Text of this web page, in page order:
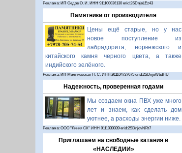
Реклама: ИП Седов О. И. ИНН 911100036130 erid:2SDnjeLEz43
Памятники от производителя
Цены ещё старые, но у нас
новое поступление из
лабрадорита, норвежского и
китайского камня черного цвета, а также
индийского зелёного.
Реклама: ИП Миляновская Н. С. ИНН:911104727675 erid:2SDnjeWbdHU
Надежность, проверенная годами
Мы создаем окна ПВХ уже много
лет и знаем, как сделать дом
уютнее, а расходы энергии ниже.
Реклама: ООО "Линия СК" ИНН 9111030039 erid:2SDnjdvNRt7
Приглашаем на свободные катания в
«НАСЛЕДИИ»